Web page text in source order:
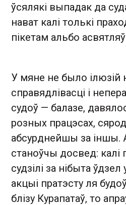
ўсялякі выпадак да
нават калі толькі
пікетам альбо
У мяне не было ілюзій
справядлівасці і
судоў — балазе,
розных працэсах,
абсурднейшы за іншы.
станоўчы досвед:
судзілі за нібыта
акцыі пратэсту ля
блізу Курапатаў, то